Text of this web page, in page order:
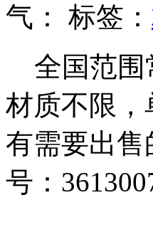
气：
标签：
全国范围
材质不限
有需要出售
号：